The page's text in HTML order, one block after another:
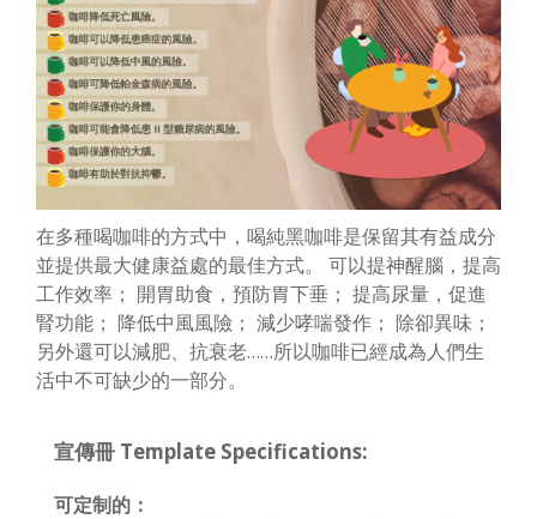
在多種喝咖啡的方式中，喝純黑咖啡是保留其有益成分
並提供最大健康益處的最佳方式。 可以提神醒腦，提高
工作效率； 開胃助食，預防胃下垂； 提高尿量，促進
腎功能； 降低中風風險； 減少哮喘發作； 除卻異味；
另外還可以減肥、抗衰老……所以咖啡已經成為人們生
活中不可缺少的一部分。
宣傳冊 Template Specifications:
可定制的：